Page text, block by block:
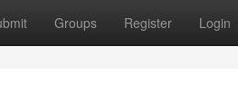
Groups Register Login